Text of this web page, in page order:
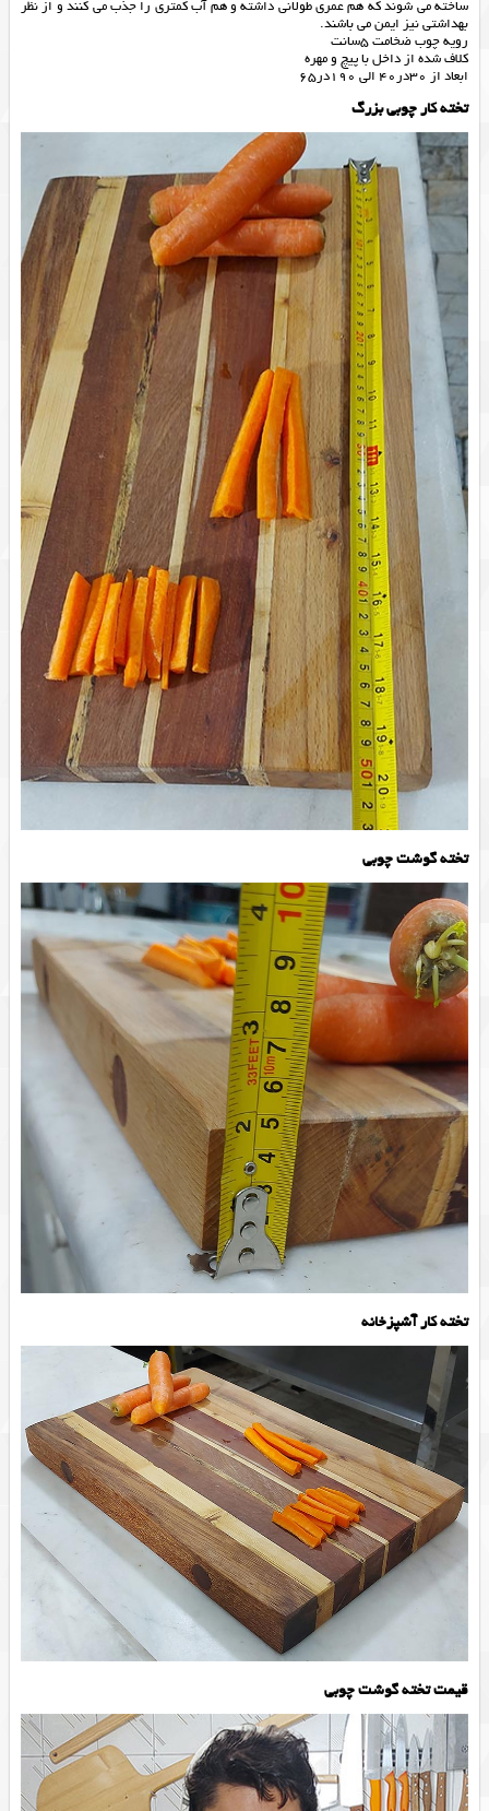
ساخته می شوند که هم عمری طولانی داشته و هم آب کمتری را جذب می کنند و از نظر
بهداشتی نیز ایمن می باشند.
رویه چوب ضخامت 5سانت
کلاف شده از داخل با پیچ و مهره
ابعاد از 30در40 الی 190در65
تخته کار چوبی بزرگ
تخته گوشت چوبی
تخته کار آشپزخانه
قیمت تخته گوشت چوبی